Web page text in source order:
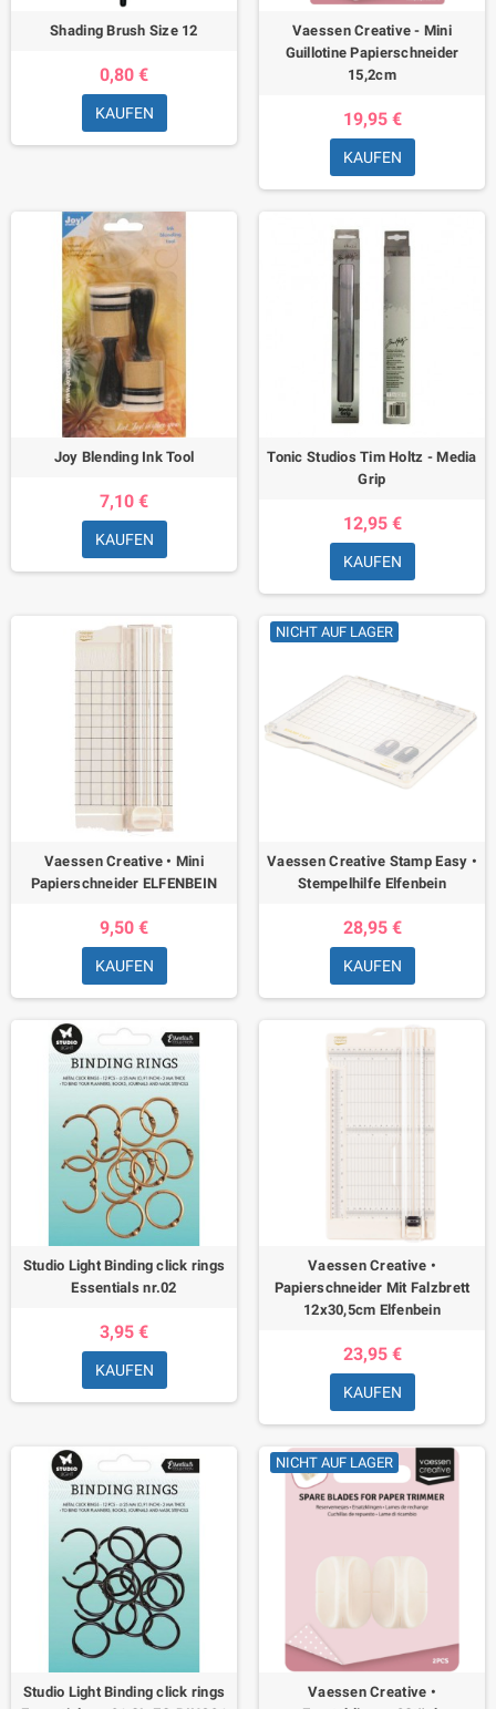
Shading Brush Size 12
0,80 €
KAUFEN
Vaessen Creative - Mini
Guillotine Papierschneider
15,2cm
19,95 €
KAUFEN
Joy Blending Ink Tool
7,10 €
KAUFEN
Tonic Studios Tim Holtz - Media
Grip
12,95 €
KAUFEN
Vaessen Creative • Mini
Papierschneider ELFENBEIN
9,50 €
KAUFEN
NICHT AUF LAGER
Vaessen Creative Stamp Easy •
Stempelhilfe Elfenbein
28,95 €
KAUFEN
Studio Light Binding click rings
Essentials nr.02
3,95 €
KAUFEN
Vaessen Creative •
Papierschneider Mit Falzbrett
12x30,5cm Elfenbein
23,95 €
KAUFEN
Studio Light Binding click rings
NICHT AUF LAGER
Vaessen Creative •